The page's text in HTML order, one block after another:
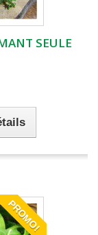
SEULE
PROMO!